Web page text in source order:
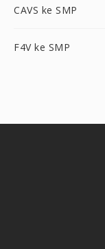
CAVS ke SMP
F4V ke SMP